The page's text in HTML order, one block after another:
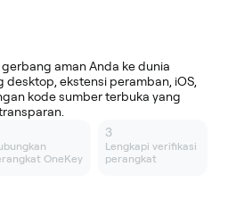
aman Anda ke dunia
desktop, ekstensi peramban, iOS,
kode sumber terbuka yang
OneKey
3
Lengkapi verifikasi
perangkat